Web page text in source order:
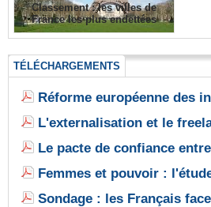
Classement : les villes de
France les plus endettées
TÉLÉCHARGEMENTS
Réforme européenne des
L'externalisation et le
Le pacte de confiance
Femmes et pouvoir :
Sondage : les Français